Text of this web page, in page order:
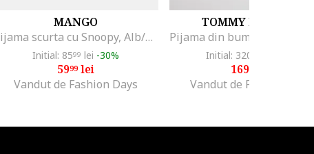
MANGO
Pijama scurta cu Snoopy, Alb/Galben
Initial: 8599 lei -30%
5999lei
Vandut de Fashion Days
TOMMY HILFIGER
Initial: 320
16999
Vandut de Fashion Days